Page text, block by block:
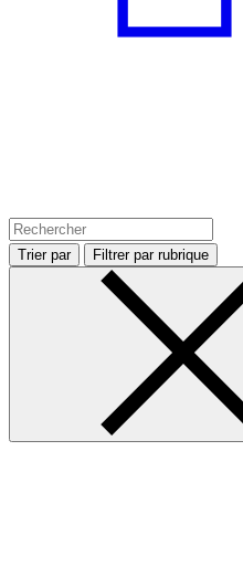
Trier par Filtrer par rubrique